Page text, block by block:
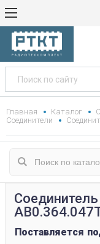
Главная Каталог
Соединители
Поставляется